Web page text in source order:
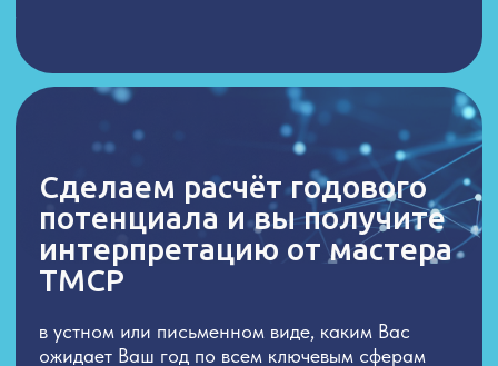
«ГЕОМАТРИЦА»
— Расчет вашей расширенной матрицы
по дате рождения
— Индивидуальная для вас гравировка
— Практика на активацию
— Плашка весом 4,85гр серебра
В СТОИМОСТЬ ВХОДИТ:
НАБОР
энергетическую поддержку и создаёт
благоприятные события для вашего
роста